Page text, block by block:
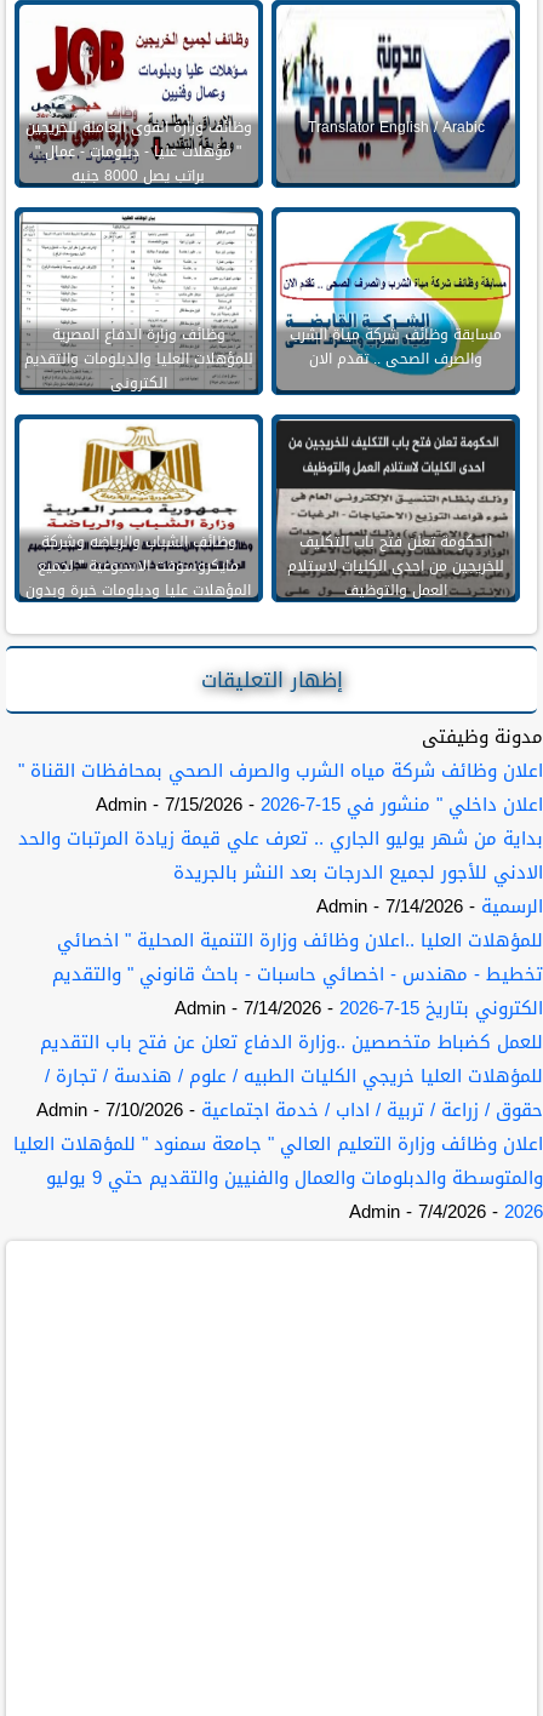
Translator English / Arabic
وظائف وزارة القوى العاملة للخريجين
" مؤهلات عليا - دبلومات - عمال "
براتب يصل 8000 جنيه
مسابقة وظائف شركة مياة الشرب
والصرف الصحى .. تقدم الان
وظائف وزارة الدفاع المصرية
للمؤهلات العليا والدبلومات والتقديم
الكترونى
الحكومة تعلن فتح باب التكليف
للخريجين من احدى الكليات لاستلام
العمل والتوظيف
وظائف الشباب والرياضه وشركة
مايكروسوفت الاسبوعية " لجميع
المؤهلات عليا ودبلومات خبرة وبدون
إظهار التعليقات
مدونة وظيفتى
اعلان وظائف شركة مياه الشرب والصرف الصحي بمحافظات القناة "
اعلان داخلي " منشور في 15-7-2026
- 7/15/2026
- Admin
بداية من شهر يوليو الجاري .. تعرف علي قيمة زيادة المرتبات والحد
الادني للأجور لجميع الدرجات بعد النشر بالجريدة
الرسمية - 7/14/2026
- Admin
للمؤهلات العليا ..اعلان وظائف وزارة التنمية المحلية " اخصائي
تخطيط - مهندس - اخصائي حاسبات - باحث قانوني " والتقديم
الكتروني بتاريخ 15-7-2026
- 7/14/2026
- Admin
للعمل كضباط متخصصين ..وزارة الدفاع تعلن عن فتح باب التقديم
للمؤهلات العليا خريجي الكليات الطبيه / علوم / هندسة / تجارة /
حقوق / زراعة / تربية / اداب / خدمة اجتماعية - 7/10/2026
- Admin
اعلان وظائف وزارة التعليم العالي " جامعة سمنود " للمؤهلات العليا
والمتوسطة والدبلومات والعمال والفنيين والتقديم حتي 9 يوليو
2026
- 7/4/2026
- Admin